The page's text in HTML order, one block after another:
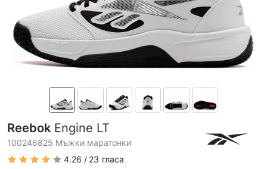
Reebok Engine LT
100246825 Мъжки маратонки
4.26
23 гласа